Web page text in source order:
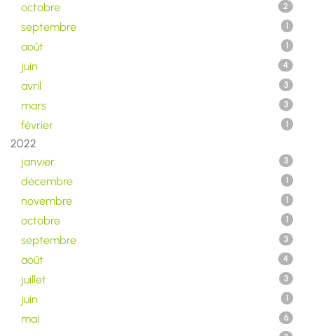
octobre 2
septembre 1
août 1
juin 4
avril 3
mars 3
février 1
2022
janvier
3
décembre 1
novembre 1
octobre 1
septembre 3
août 4
juillet 3
juin 1
mai 6